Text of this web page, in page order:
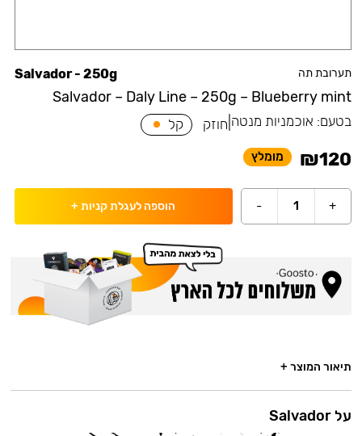
תערובת תה
Salvador – Daly Line – 250g – Blueberry mint
Salvador - 250g
בטעם: אוכמניות מנטה חוזק קל
₪120 מומלץ
+
1
- הוספה לעגלת קניות +
תיאור המוצר +
על Salvador